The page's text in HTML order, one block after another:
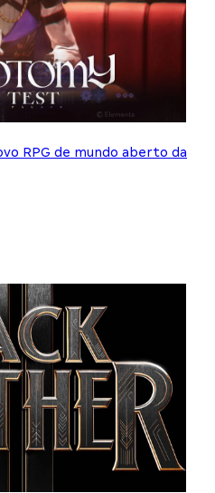
RPG de mundo aberto da